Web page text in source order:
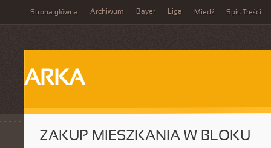
Strona główna Archiwum Bayer Liga Miedź Spis Treści
ARKA
ZAKUP MIESZKANIA W BLOKU